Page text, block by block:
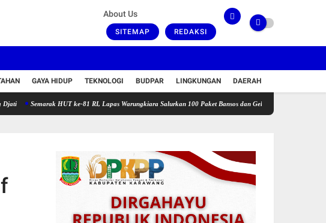
About Us
SITEMAP REDAKSI
GAYA HIDUP TEKNOLOGI BUDPAR LINGKUNGAN DAERAH
HUT ke-81 RI, Lapas Warungkiara Salurkan 100 Paket Bansos dan Gelar Cek Kesehatan Gratis